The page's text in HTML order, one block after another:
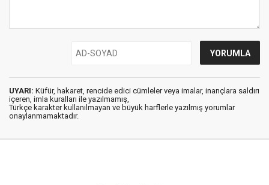
UYARI: Küfür, hakaret, rencide edici cümleler veya imalar, inançlara saldırı
içeren, imla kuralları ile yazılmamış,
Türkçe karakter kullanılmayan ve büyük harflerle yazılmış yorumlar
onaylanmamaktadır.